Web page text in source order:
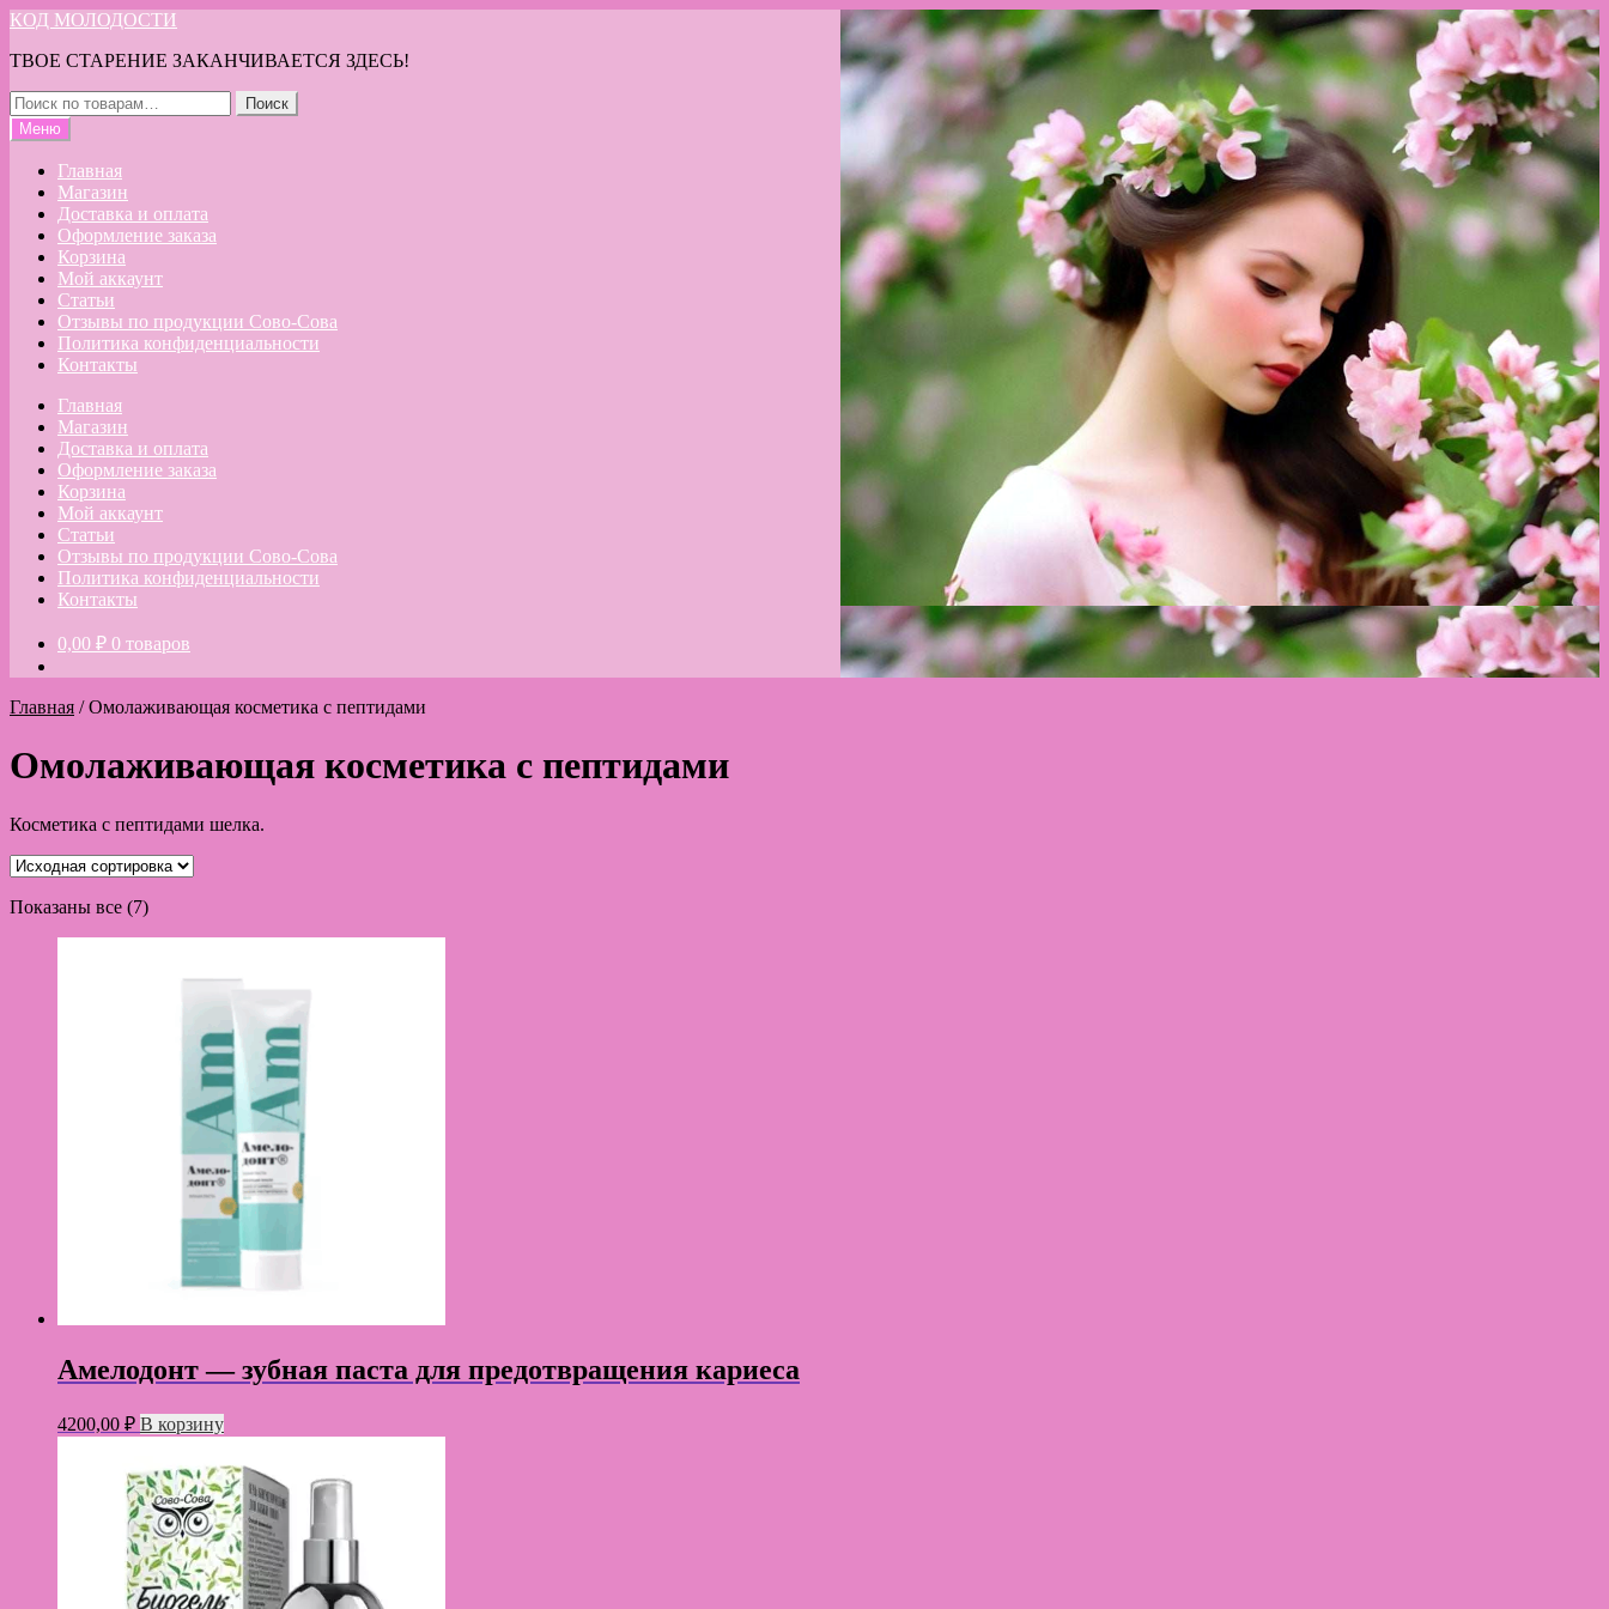
Перейти
навигации
Перейти
содержимому
КОД МОЛОДОСТИ
ТВОЕ СТАРЕНИЕ ЗАКАНЧИВАЕТСЯ ЗДЕСЬ!
Искать:
Поиск
Меню
Главная
Магазин
Доставка и оплата
Оформление заказа
Корзина
Мой аккаунт
Статьи
Отзывы по продукции Сово-Сова
Политика конфиденциальности
Контакты
Главная
Магазин
Доставка и оплата
Оформление заказа
Корзина
Мой аккаунт
Статьи
Отзывы по продукции Сово-Сова
Политика конфиденциальности
Контакты
0,00 ₽ 0 товаров
Главная /Омолаживающая косметика с пептидами
Омолаживающая косметика с пептидами
Косметика с пептидами шелка.
Показаны все (7)
Амелодонт — зубная паста для предотвращения кариеса
4200,00 ₽ В корзину